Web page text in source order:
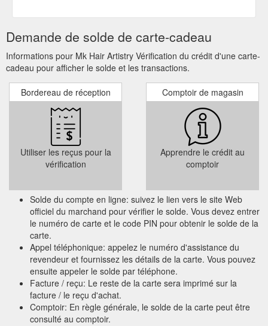
Demande de solde de carte-cadeau
Informations pour Mk Hair Artistry Vérification du crédit d'une carte-
cadeau pour afficher le solde et les transactions.
Bordereau de réception
Utiliser les reçus pour la
vérification
Comptoir de magasin
Apprendre le crédit au
comptoir
Solde du compte en ligne: suivez le lien vers le site Web
officiel du marchand pour vérifier le solde. Vous devez entrer
le numéro de carte et le code PIN pour obtenir le solde de la
carte.
Appel téléphonique: appelez le numéro d'assistance du
revendeur et fournissez les détails de la carte. Vous pouvez
ensuite appeler le solde par téléphone.
Facture / reçu: Le reste de la carte sera imprimé sur la
facture / le reçu d'achat.
Comptoir: En règle générale, le solde de la carte peut être
consulté au comptoir.